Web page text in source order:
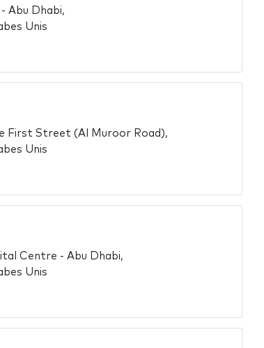
Abu Dhabi,
Unis
First Street (Al Muroor Road),
Unis
Centre - Abu Dhabi,
Unis